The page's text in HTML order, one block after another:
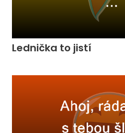
Lednička to jistí